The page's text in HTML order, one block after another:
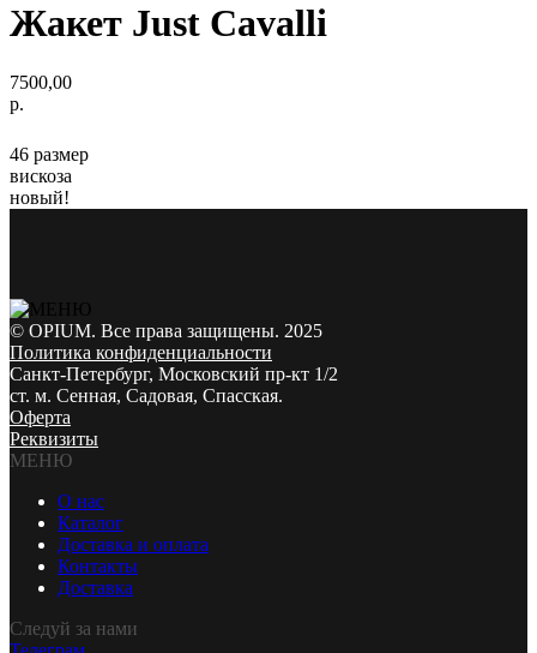
Жакет Just Cavalli
7500,00
р.
46 размер
вискоза
новый!
© OPIUM. Все права защищены. 2025
Политика конфиденциальности
Санкт-Петербург, Московский пр-кт 1/2
ст. м. Сенная, Садовая, Спасская.
Оферта
Реквизиты
МЕНЮ
О нас
Каталог
Доставка и оплата
Контакты
Доставка
Следуй за нами